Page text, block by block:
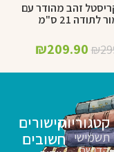
זהב מהודר עם
לתודה 21 ס"מ
₪
₪209.90
קטגוריות
תשמישי
קישורים
חשובים